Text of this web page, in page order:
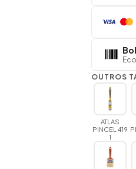
OUTROS
ATLAS
PINCEL 419
1